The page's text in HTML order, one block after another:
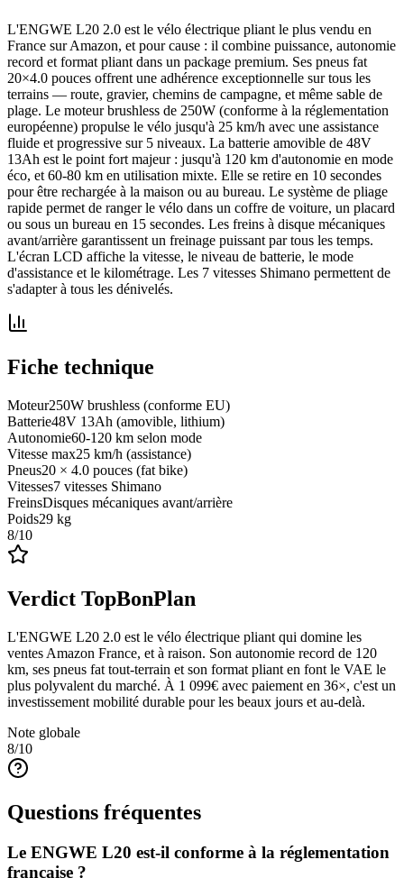
L'ENGWE L20 2.0 est le vélo électrique pliant le plus vendu en
France sur Amazon, et pour cause : il combine puissance, autonomie
record et format pliant dans un package premium. Ses pneus fat
20×4.0 pouces offrent une adhérence exceptionnelle sur tous les
terrains — route, gravier, chemins de campagne, et même sable de
plage. Le moteur brushless de 250W (conforme à la réglementation
européenne) propulse le vélo jusqu'à 25 km/h avec une assistance
fluide et progressive sur 5 niveaux. La batterie amovible de 48V
13Ah est le point fort majeur : jusqu'à 120 km d'autonomie en mode
éco, et 60-80 km en utilisation mixte. Elle se retire en 10 secondes
pour être rechargée à la maison ou au bureau. Le système de pliage
rapide permet de ranger le vélo dans un coffre de voiture, un placard
ou sous un bureau en 15 secondes. Les freins à disque mécaniques
avant/arrière garantissent un freinage puissant par tous les temps.
L'écran LCD affiche la vitesse, le niveau de batterie, le mode
d'assistance et le kilométrage. Les 7 vitesses Shimano permettent de
s'adapter à tous les dénivelés.
Fiche technique
Moteur250W brushless (conforme EU)
Batterie48V 13Ah (amovible, lithium)
Autonomie60-120 km selon mode
Vitesse max25 km/h (assistance)
Pneus20 × 4.0 pouces (fat bike)
Vitesses7 vitesses Shimano
FreinsDisques mécaniques avant/arrière
Poids29 kg
8/10
Verdict TopBonPlan
L'ENGWE L20 2.0 est le vélo électrique pliant qui domine les
ventes Amazon France, et à raison. Son autonomie record de 120
km, ses pneus fat tout-terrain et son format pliant en font le VAE le
plus polyvalent du marché. À 1 099€ avec paiement en 36×, c'est un
investissement mobilité durable pour les beaux jours et au-delà.
Note globale
8/10
Questions fréquentes
Le ENGWE L20 est-il conforme à la réglementation
française ?